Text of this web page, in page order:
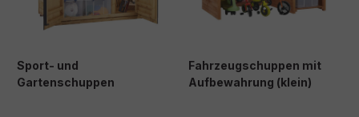
Sport- und
Gartenschuppen
Fahrzeugschuppen mit
Aufbewahrung (klein)